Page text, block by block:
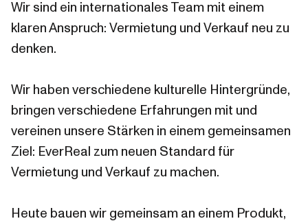
Wir sind ein internationales Team mit einem
klaren Anspruch: Vermietung und Verkauf neu zu
denken.
Wir haben verschiedene kulturelle Hintergründe,
bringen verschiedene Erfahrungen mit und
vereinen unsere Stärken in einem gemeinsamen
Ziel: EverReal zum neuen Standard für
Vermietung und Verkauf zu machen.
Heute bauen wir gemeinsam an einem Produkt,